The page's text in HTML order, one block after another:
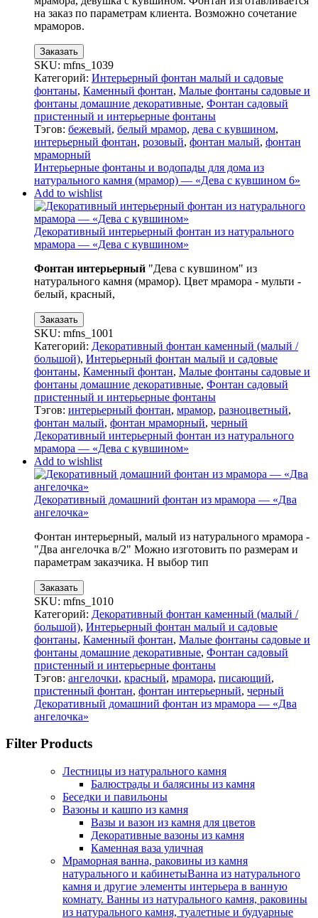
на заказ по параметрам клиента. Возможно сочетание
мраморов.
Заказать
SKU: mfns_1039
Категорий: Интерьерный фонтан малый и садовые
фонтаны, Каменный фонтан, Малые фонтаны садовые и
фонтаны домашние декоративные, Фонтан садовый
пристенный и интерьерные фонтаны
Тэгов: бежевый, белый мрамор, дева с кувшином,
интерьерный фонтан, розовый, фонтан малый, фонтан
мраморный
Интерьерные фонтаны и водопады для дома из
натурального камня (мрамор) — «Дева с кувшином 6»
Add to wishlist
Декоративный интерьерный фонтан из натурального
мрамора — «Дева с кувшином»
Фонтан интерьерный "Дева с кувшином" из
натурального камня (мрамор). Цвет мрамора - мульти -
белый, красный,
Заказать
SKU: mfns_1001
Категорий: Декоративный фонтан каменный (малый /
большой), Интерьерный фонтан малый и садовые
фонтаны, Каменный фонтан, Малые фонтаны садовые и
фонтаны домашние декоративные, Фонтан садовый
пристенный и интерьерные фонтаны
Тэгов: интерьерный фонтан, мрамор, разноцветный,
фонтан малый, фонтан мраморный, черный
Декоративный интерьерный фонтан из натурального
мрамора — «Дева с кувшином»
Add to wishlist
Декоративный домашний фонтан из мрамора — «Два
ангелочка»
Фонтан интерьерный, малый из натурального мрамора -
"Два ангелочка в/2" Можно изготовить по размерам и
параметрам заказчика. Н выбор тип
Заказать
SKU: mfns_1010
Категорий: Декоративный фонтан каменный (малый /
большой), Интерьерный фонтан малый и садовые
фонтаны, Каменный фонтан, Малые фонтаны садовые и
фонтаны домашние декоративные, Фонтан садовый
пристенный и интерьерные фонтаны
Тэгов: ангелочки, красный, мрамора, писающий,
пристенный фонтан, фонтан интерьерный, черный
Декоративный домашний фонтан из мрамора — «Два
ангелочка»
Filter Products
Лестницы из натурального камня
Балюстрады и балясины из камня
Беседки и павильоны
Вазоны и кашпо из камня
Вазы и вазон из камня для цветов
Декоративные вазоны из камня
Каменная ваза уличная
Мраморная ванна, раковины из камня
натурального и кабинетыВанна из натурального
камня и другие элементы интерьера в ванную
комнату. Ванны из натурального камня, раковины
из натурального камня, туалетные и будуарные